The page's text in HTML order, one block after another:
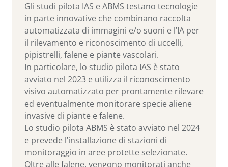
Gli studi pilota IAS e ABMS testano tecnologie
in parte innovative che combinano raccolta
automatizzata di immagini e/o suoni e l’IA per
il rilevamento e riconoscimento di uccelli,
pipistrelli, falene e piante vascolari.
In particolare, lo studio pilota IAS è stato
avviato nel 2023 e utilizza il riconoscimento
visivo automatizzato per prontamente rilevare
ed eventualmente monitorare specie aliene
invasive di piante e falene.
Lo studio pilota ABMS è stato avviato nel 2024
e prevede l’installazione di stazioni di
monitoraggio in aree protette selezionate.
Oltre alle falene, vengono monitorati anche